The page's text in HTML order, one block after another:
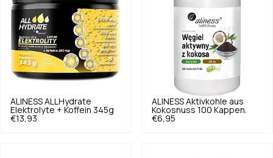
ALINESS ALLHydrate
Elektrolyte + Koffein 345g
€13,93
ALINESS Aktivkohle aus
Kokosnuss 100 Kappen.
€6,95